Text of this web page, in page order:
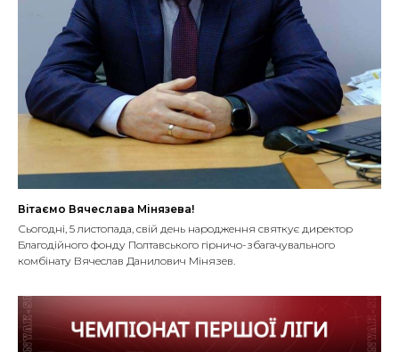
Вітаємо Вячеслава Мінязева!
Сьогодні, 5 листопада, свій день народження святкує директор
Благодійного фонду Полтавського гірничо-збагачувального
комбінату Вячеслав Данилович Мінязев.